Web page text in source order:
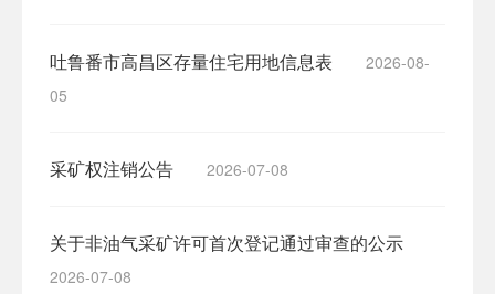
吐鲁番市高昌区存量住宅用地信息表
2026-08-
05
采矿权注销公告 2026-07-08
关于非油气采矿许可首次登记通过审查的公示
2026-07-08